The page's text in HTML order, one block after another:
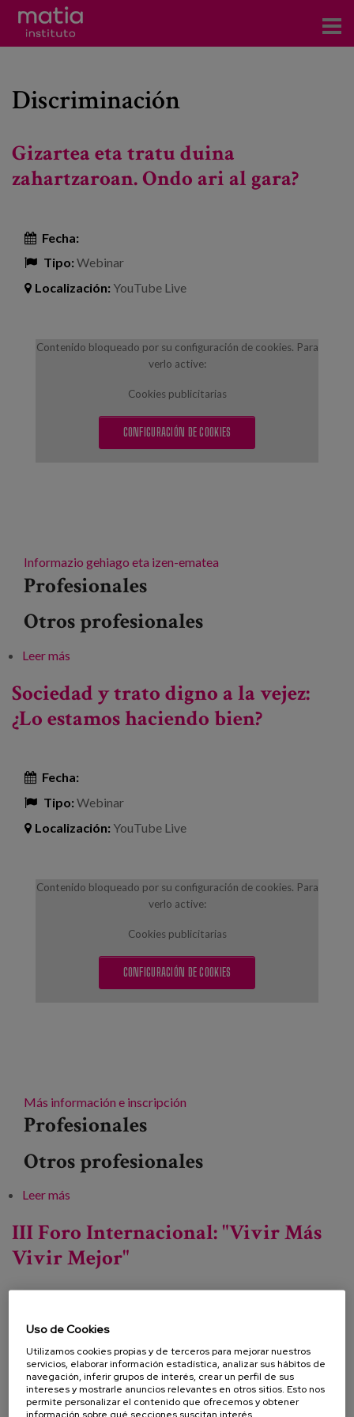
Investigación
Participación en foros
Formación
Discriminación
Gizartea eta tratu duina
zahartzaroan. Ondo ari al gara?
Fecha:
Tipo:Webinar
Localización: YouTube Live
Contenido bloqueado por su configuración de cookies. Para
verlo active:
Cookies publicitarias
CONFIGURACIÓN DE COOKIES
Informazio gehiago eta izen-ematea
Profesionales
Otros profesionales
Leer más
Sociedad y trato digno a la vejez:
¿Lo estamos haciendo bien?
Fecha:
Tipo:Webinar
Localización: YouTube Live
Contenido bloqueado por su configuración de cookies. Para
verlo active:
Cookies publicitarias
CONFIGURACIÓN DE COOKIES
Más información e inscripción
Profesionales
Otros profesionales
Leer más
III Foro Internacional: "Vivir Más
Vivir Mejor"
Línea de conocimiento:
Localización:Bilbao
Uso de Cookies
Utilizamos cookies propias y de terceros para mejorar nuestros
servicios, elaborar información estadística, analizar sus hábitos de
navegación, inferir grupos de interés, crear un perfil de sus
intereses y mostrarle anuncios relevantes en otros sitios. Esto nos
permite personalizar el contenido que ofrecemos y obtener
información sobre qué secciones suscitan interés,